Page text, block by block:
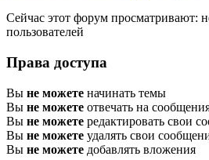
Сейчас этот форум просматривают:
пользователей
Права доступа
Вы не можете начинать темы
Вы не можете отвечать на
Вы не можете редактировать свои
Вы не можете удалять свои
Вы не можете добавлять вложения